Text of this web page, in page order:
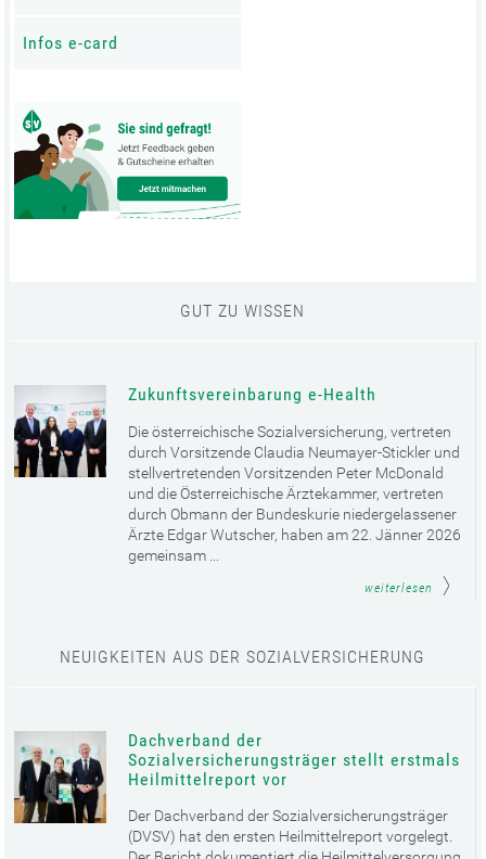
Infos e-card
GUT ZU WISSEN
Zukunftsvereinbarung e-Health
Die österreichische Sozialversicherung, vertreten
durch Vorsitzende Claudia Neumayer-Stickler und
stellvertretenden Vorsitzenden Peter McDonald
und die Österreichische Ärztekammer, vertreten
durch Obmann der Bundeskurie niedergelassener
Ärzte Edgar Wutscher, haben am 22. Jänner 2026
gemeinsam ...
weiterlesen
NEUIGKEITEN AUS DER SOZIALVERSICHERUNG
Dachverband der
Sozialversicherungsträger stellt erstmals
Heilmittelreport vor
Der Dachverband der Sozialversicherungsträger
(DVSV) hat den ersten Heilmittelreport vorgelegt.